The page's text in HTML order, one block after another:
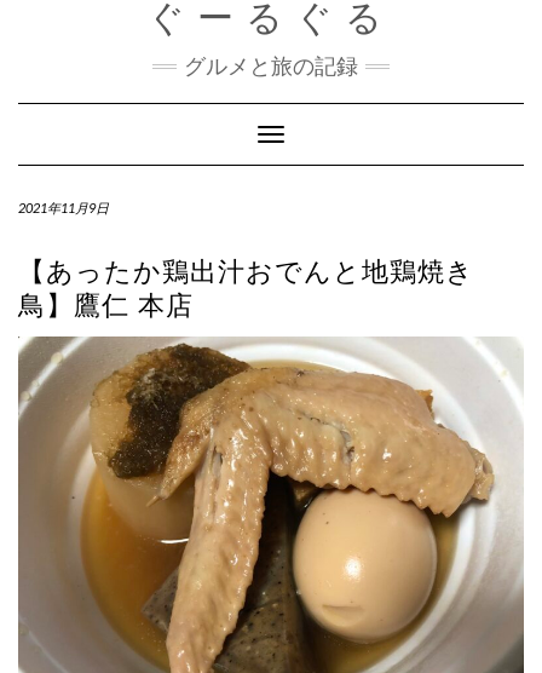
ぐーるぐる
グルメと旅の記録
Toggle
Navigation
2021年11月9日
【あったか鶏出汁おでんと地鶏焼き
鳥】鷹仁 本店